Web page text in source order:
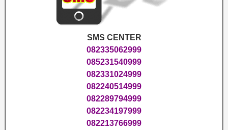
SMS CENTER
082335062999
085231540999
082331024999
082240514999
082289794999
082234197999
082213766999